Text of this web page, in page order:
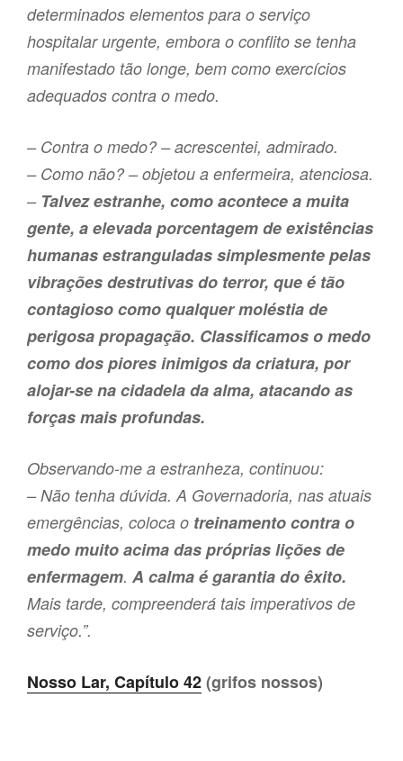
determinados elementos para o serviço
hospitalar urgente, embora o conflito se tenha
manifestado tão longe, bem como exercícios
adequados contra o medo.
– Contra o medo? – acrescentei, admirado.
– Como não? – objetou a enfermeira, atenciosa.
– Talvez estranhe, como acontece a muita
gente, a elevada porcentagem de existências
humanas estranguladas simplesmente pelas
vibrações destrutivas do terror, que é tão
contagioso como qualquer moléstia de
perigosa propagação. Classificamos o medo
como dos piores inimigos da criatura, por
alojar-se na cidadela da alma, atacando as
forças mais profundas.
Observando-me a estranheza, continuou:
– Não tenha dúvida. A Governadoria, nas atuais
emergências, coloca o treinamento contra o
medo muito acima das próprias lições de
enfermagem. A calma é garantia do êxito.
Mais tarde, compreenderá tais imperativos de
serviço.”.
Nosso Lar, Capítulo 42(grifos nossos)